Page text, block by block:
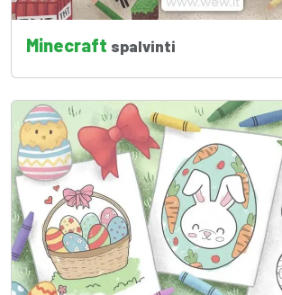
Minecraft spalvinti